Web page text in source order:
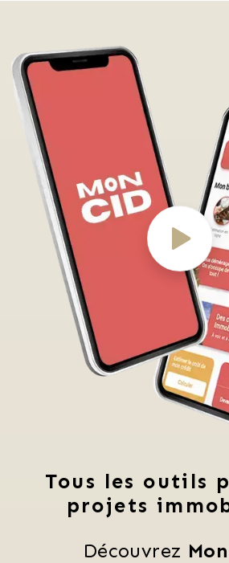
Tous les outils
projets
Découvrez